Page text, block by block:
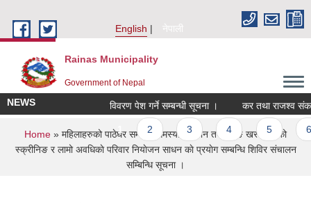
English
नेपाली
Rainas Municipality
Government of Nepal
NEWS विवरण पेश गर्ने सम्बन्धी सूचना । कर तथा राजश्व
Pages
1
You are here
Home » महिलाहरुको पाठेघर सम्बन्धि समस्या पहिचान तथा आङ खस्ने रोगको
स्क्रीनिङ र लामो अवधिकाे परिवार नियाेजन साधन काे प्रयाेग सम्बन्धि शिविर संचालन
सम्बिन्धि सूचना ।